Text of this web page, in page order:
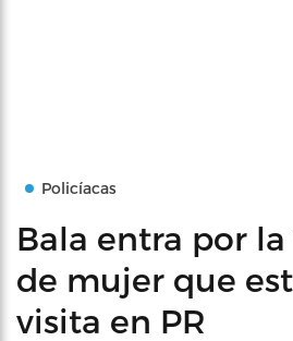
Policíacas
Bala entra por
de mujer que
visita en PR